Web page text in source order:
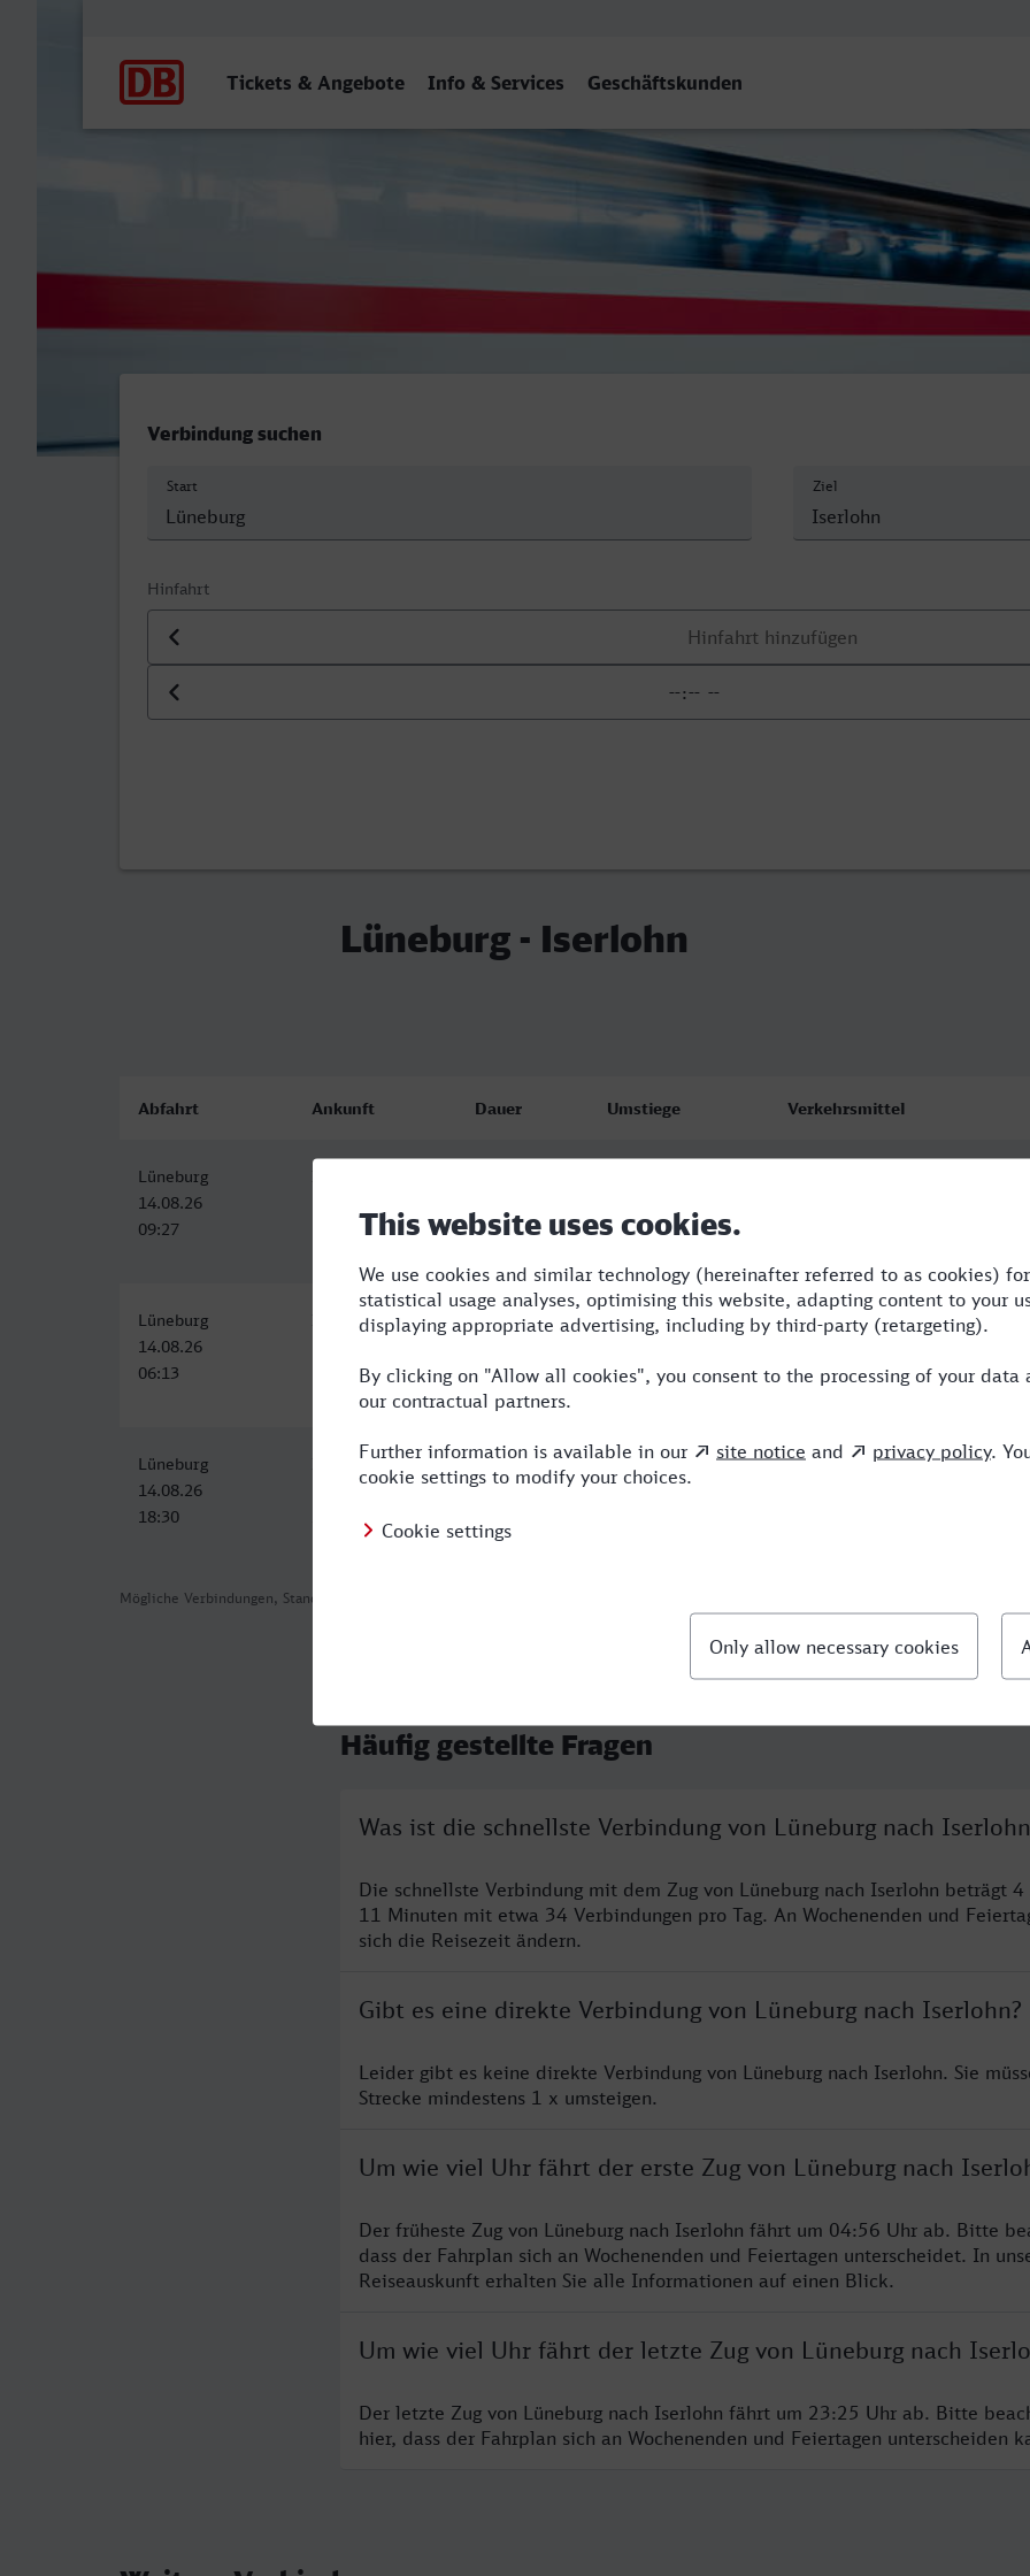
Tickets & Angebote Info & Services Geschäftskunden
Verbindung suchen
Start Ziel
Hinfahrt
Datum der Hinfahrt
Uhrzeit der Hinfahrt
Lüneburg - Iserlohn
Mögliche Verbindungen, Stand: 2026-07-31 00:54
Abfahrt Ankunft Dauer Umstiege Verkehrsmittel
Lüneburg
14.08.26
09:27
Lüneburg
14.08.26
06:13
Iserlohn
4:26 2 RB,ICE
Lüneburg
14.08.26
18:30
Iserlohn
14.08.26
4:39 2 RE,ICE
Häufig gestellte Fragen
Was ist die schnellste Verbindung von Lüneburg nach
Die schnellste Verbindung mit dem Zug von Lüneburg nach Iserlohn beträgt 4
11 Minuten mit etwa 34 Verbindungen pro Tag. An Wochenenden und
sich die Reisezeit ändern.
Gibt es eine direkte Verbindung von Lüneburg nach Iserlohn?
Leider gibt es keine direkte Verbindung von Lüneburg nach Iserlohn. Sie
Strecke mindestens 1 x umsteigen.
Um wie viel Uhr fährt der erste Zug von Lüneburg nach
Der früheste Zug von Lüneburg nach Iserlohn fährt um 04:56 Uhr ab. Bitte
dass der Fahrplan sich an Wochenenden und Feiertagen unterscheidet. In
Reiseauskunft erhalten Sie alle Informationen auf einen Blick.
Um wie viel Uhr fährt der letzte Zug von Lüneburg nach
Der letzte Zug von Lüneburg nach Iserlohn fährt um 23:25 Uhr ab. Bitte
hier, dass der Fahrplan sich an Wochenenden und Feiertagen unterscheiden